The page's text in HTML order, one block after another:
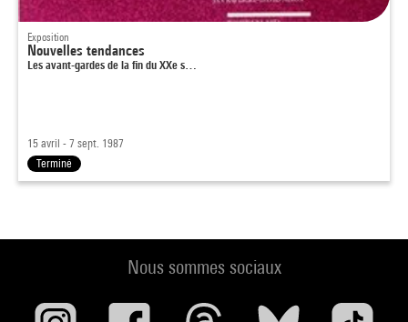
Exposition
Nouvelles tendances
Les avant-gardes de la fin du XXe s…
15 avril - 7 sept. 1987
Terminé
Nous sommes sociaux